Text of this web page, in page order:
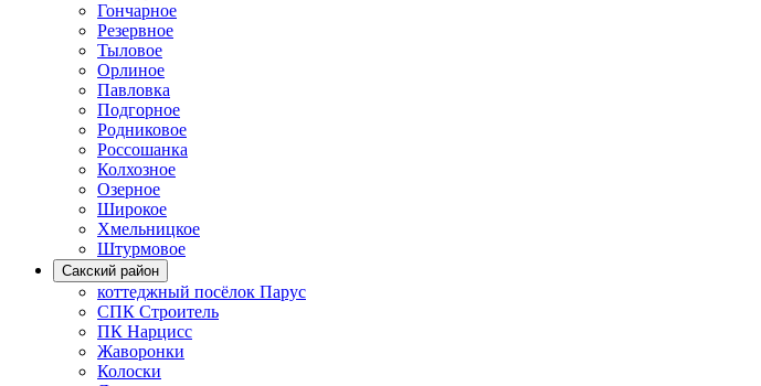
Гончарное
Резервное
Тыловое
Орлиное
Павловка
Подгорное
Родниковое
Россошанка
Колхозное
Озерное
Широкое
Хмельницкое
Штурмовое
Сакский район
коттеджный посёлок Парус
СПК Строитель
ПК Нарцисс
Жаворонки
Колоски